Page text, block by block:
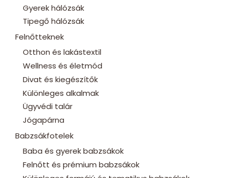
Gyerek hálózsák
Tipegő hálózsák
Felnőtteknek
Otthon és lakástextil
Wellness és életmód
Divat és kiegészítők
Különleges alkalmak
Ügyvédi talár
Jógapárna
Babzsákfotelek
Baba és gyerek babzsákok
Felnőtt és prémium babzsákok